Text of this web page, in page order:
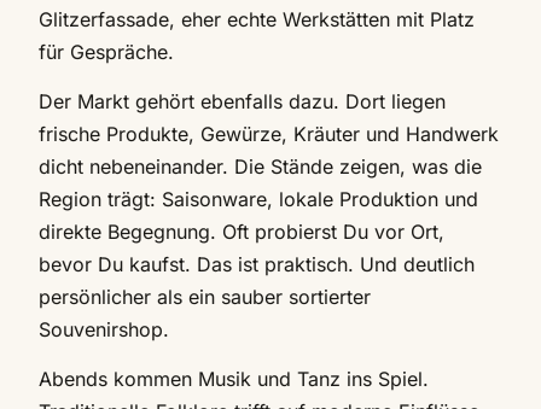
Glitzerfassade, eher echte Werkstätten mit Platz
für Gespräche.
Der Markt gehört ebenfalls dazu. Dort liegen
frische Produkte, Gewürze, Kräuter und Handwerk
dicht nebeneinander. Die Stände zeigen, was die
Region trägt: Saisonware, lokale Produktion und
direkte Begegnung. Oft probierst Du vor Ort,
bevor Du kaufst. Das ist praktisch. Und deutlich
persönlicher als ein sauber sortierter
Souvenirshop.
Abends kommen Musik und Tanz ins Spiel.